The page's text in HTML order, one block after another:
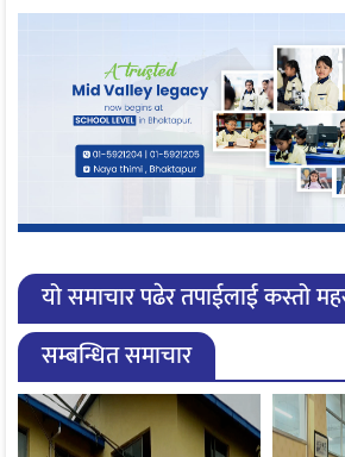
यो समाचार पढेर तपाईलाई कस्तो
सम्बन्धित समाचार